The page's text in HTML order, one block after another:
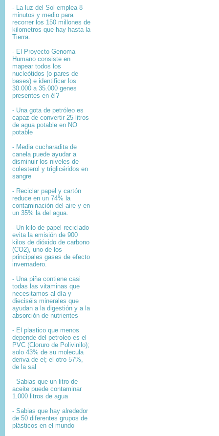
- La luz del Sol emplea 8
minutos y medio para
recorrer los 150 millones de
kilometros que hay hasta la
Tierra.
- El
Proyecto Genoma
Humano consiste en
mapear todos los
nucleótidos (o pares de
bases) e identificar los
30.000 a 35.000 genes
presentes en él?
- Una gota de petróleo es
capaz de convertir 25 litros
de agua potable en NO
potable
- Media cucharadita de
canela puede ayudar a
disminuir los niveles de
colesterol y triglicéridos en
sangre
- Reciclar papel y cartón
reduce en un 74% la
contaminación del aire y en
un 35% la del agua.
- Un kilo de papel reciclado
evita la emisión de 900
kilos de dióxido de carbono
(CO2), uno de los
principales gases de efecto
invernadero.
- Una piña contiene casi
todas las vitaminas que
necesitamos al día y
dieciséis minerales que
ayudan a la digestión y a la
absorción de nutrientes
- El plastico que menos
depende del petroleo es el
PVC (Cloruro de Polivinilo);
solo 43% de su molecula
deriva de el; el otro 57%,
de la sal
- Sabias que un litro de
aceite puede contaminar
1.000 litros de agua
- Sabias que hay alrededor
de 50 diferentes grupos de
plásticos en el mundo